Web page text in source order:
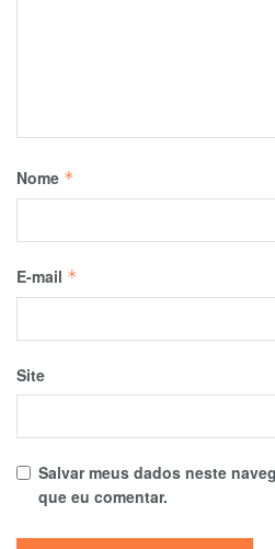
Nome *
E-mail *
Site
Salvar meus dados neste
que eu comentar.